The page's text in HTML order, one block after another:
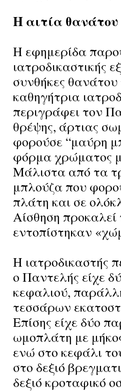
Η αιτία θανάτου
Η εφημερίδα
ιατροδικαστικής
συνθήκες
καθηγήτρια
περιγράφει τον
θρέψης, άρτιας
φορούσε “μαύρη
φόρμα χρώματος
Μάλιστα από τα
μπλούζα που
πλάτη και σε
Αίσθηση προκαλεί
εντοπίστηκαν
Η ιατροδικαστής
ο Παντελής είχε
κεφαλιού,
τεσσάρων
Επίσης είχε δύο
ωμοπλάτη με
ενώ στο κεφάλι
στο δεξιό
δεξιό κροταφικό